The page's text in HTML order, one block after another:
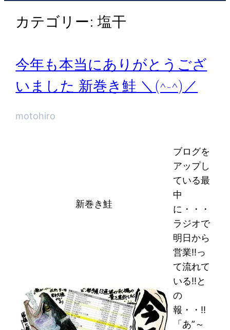
カテゴリー:塩干
今年も本当にありがとうござ
いました 新巻き鮭 ＼(^-^)／
motohiro
新巻き鮭
ブログを
アップし
ている最
中
に・・・
ラジオで
明日から
営業!!っ
て流れて
いる!!と
の
報・・!!
「あ”～